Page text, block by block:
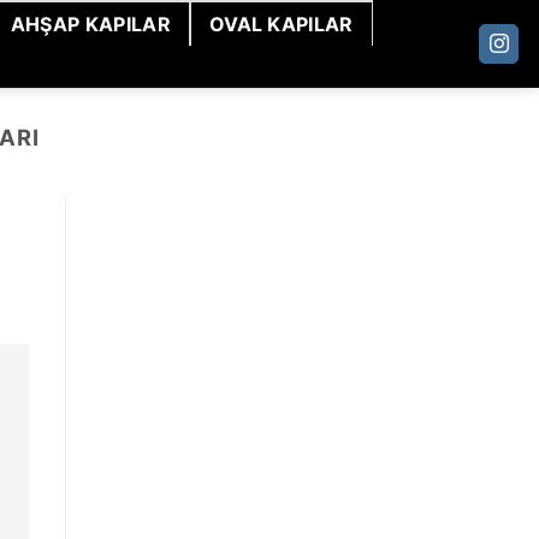
AHŞAP KAPILAR OVAL KAPILAR